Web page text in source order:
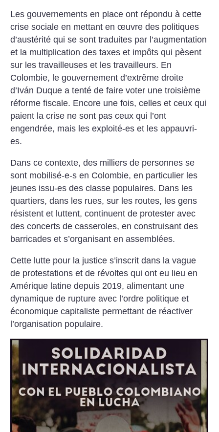
Les gouvernements en place ont répondu à cette
crise sociale en mettant en œuvre des politiques
d’austérité qui se sont traduites par l’augmentation
et la multiplication des taxes et impôts qui pèsent
sur les travailleuses et les travailleurs. En
Colombie, le gouvernement d’extrême droite
d’Iván Duque a tenté de faire voter une troisième
réforme fiscale. Encore une fois, celles et ceux qui
paient la crise ne sont pas ceux qui l’ont
engendrée, mais les exploité-es et les appauvri-
es.
Dans ce contexte, des milliers de personnes se
sont mobilisé-e-s en Colombie, en particulier les
jeunes issu-es des classe populaires. Dans les
quartiers, dans les rues, sur les routes, les gens
résistent et luttent, continuent de protester avec
des concerts de casseroles, en construisant des
barricades et s’organisant en assemblées.
Cette lutte pour la justice s’inscrit dans la vague
de protestations et de révoltes qui ont eu lieu en
Amérique latine depuis 2019, alimentant une
dynamique de rupture avec l’ordre politique et
économique capitaliste permettant de réactiver
l’organisation populaire.